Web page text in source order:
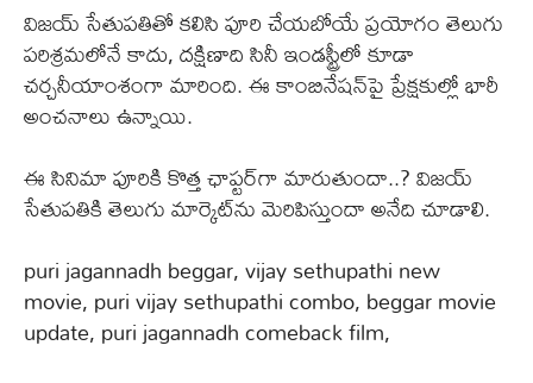
విజయ్ సేతుపతితో కలిసి పూరి చేయబోయే ప్రయోగం తెలుగు
పరిశ్రమలోనే కాదు, దక్షిణాది సినీ ఇండస్ట్రీలో కూడా
చర్చనీయాంశంగా మారింది. ఈ కాంబినేషన్‌పై ప్రేక్షకుల్లో భారీ
అంచనాలు ఉన్నాయి.
ఈ సినిమా పూరికి కొత్త ఛాప్టర్‌గా మారుతుందా..? విజయ్
సేతుపతికి తెలుగు మార్కెట్‌ను మెరిపిస్తుందా అనేది చూడాలి.
puri jagannadh beggar, vijay sethupathi new
movie, puri vijay sethupathi combo, beggar movie
update, puri jagannadh comeback film,